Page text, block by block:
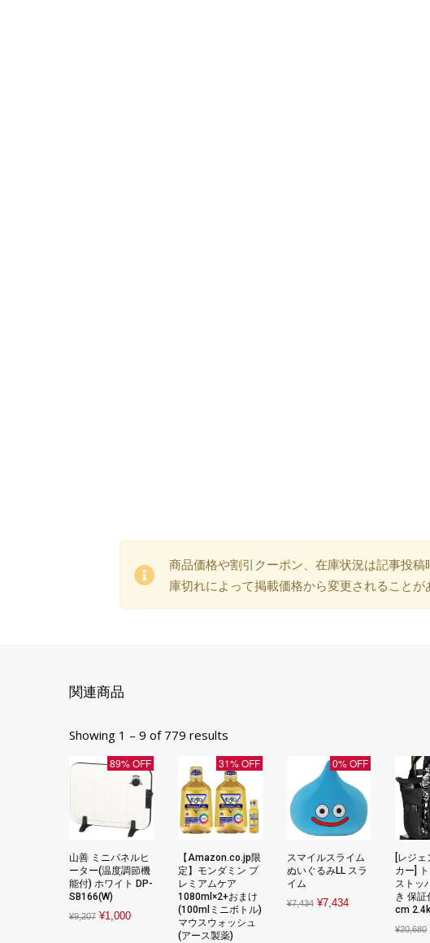
商品価格や割引クーポン、在庫状況は記事投
庫切れによって掲載価格から変更されること
関連商品
Showing 1 – 9 of 779 results
89% OFF
山善 ミニパネルヒ
ーター(温度調節機
能付) ホワイト DP-
SB166(W)
¥9,207 Original
¥1,000Current
31% OFF
【Amazon.co.jp限
定】モンダミン プ
レミアムケア
1080ml×2+おまけ
(100mlミニボトル)
マウスウォッシュ
(アース製薬)
0% OFF
スマイルスライム
ぬいぐるみLL スラ
イム
¥7,434 Original
¥7,434Current
[レジ
カー]
ストッ
き 保証
cm
¥20,680